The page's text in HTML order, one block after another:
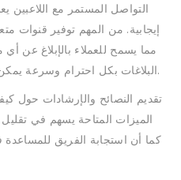
التواصل المستمر مع اللاعبين
إيجابية. من المهم توفير قنوات
مما يسمح للعملاء بالإبلاغ عن
البلاغات بكل احترام وسرعة يمكن أن يحول تجربة سلبية إلى إيجابية.
تقديم النصائح والإرشادات حول
الميزات المتاحة يسهم في
كما أن استجابة الفريق